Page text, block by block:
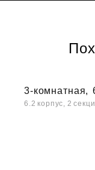
3-комнатная,
6.2 корпус, 2